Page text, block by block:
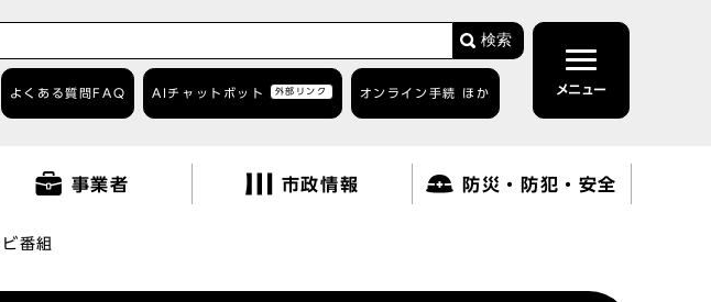
検索
よくある質問 FAQ AIチャットボット 外部リンク オンライン手続 ほか メニュー
事業者 市政情報 防災・防犯・安全
番組